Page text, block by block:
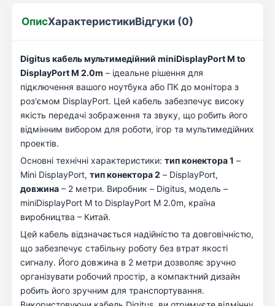
ОписХарактеристикиВідгуки (0)
Digitus кабель мультимедійний miniDisplayPort M to
DisplayPort M 2.0m – ідеальне рішення для
підключення вашого ноутбука або ПК до монітора з
роз'ємом DisplayPort. Цей кабель забезпечує високу
якість передачі зображення та звуку, що робить його
відмінним вибором для роботи, ігор та мультимедійних
проектів.
Основні технічні характеристики: тип конектора 1 –
Mini DisplayPort, тип конектора 2 – DisplayPort,
довжина – 2 метри. Виробник – Digitus, модель –
miniDisplayPort M to DisplayPort M 2.0m, країна
виробництва – Китай.
Цей кабель відзначається надійністю та довговічністю,
що забезпечує стабільну роботу без втрат якості
сигналу. Його довжина в 2 метри дозволяє зручно
організувати робочий простір, а компактний дизайн
робить його зручним для транспортування.